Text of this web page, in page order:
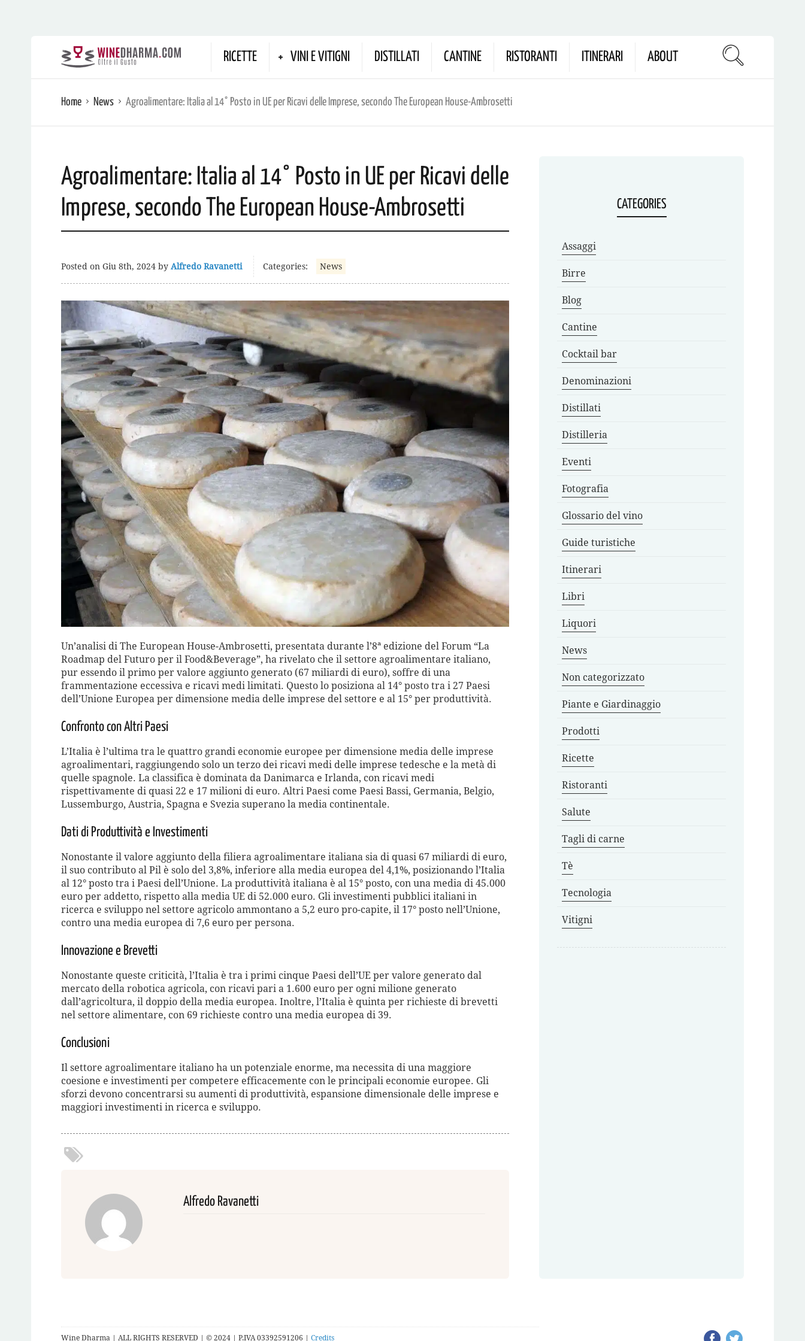
RICETTE VINI E VITIGNI DISTILLATI CANTINE RISTORANTI ITINERARI ABOUT
Home News Agroalimentare: Italia al 14° Posto in UE per Ricavi delle Imprese, secondo The European House-Ambrosetti
Agroalimentare: Italia al 14° Posto in UE per Ricavi delle
Imprese, secondo The European House-Ambrosetti
Posted on Giu 8th, 2024 by Alfredo Ravanetti Categories: News
Un’analisi di The European House-Ambrosetti, presentata durante l’8ª edizione del Forum “La
Roadmap del Futuro per il Food&Beverage”, ha rivelato che il settore agroalimentare italiano,
pur essendo il primo per valore aggiunto generato (67 miliardi di euro), soffre di una
frammentazione eccessiva e ricavi medi limitati. Questo lo posiziona al 14° posto tra i 27 Paesi
dell’Unione Europea per dimensione media delle imprese del settore e al 15° per produttività.
Confronto con Altri Paesi
L’Italia è l’ultima tra le quattro grandi economie europee per dimensione media delle imprese
agroalimentari, raggiungendo solo un terzo dei ricavi medi delle imprese tedesche e la metà di
quelle spagnole. La classifica è dominata da Danimarca e Irlanda, con ricavi medi
rispettivamente di quasi 22 e 17 milioni di euro. Altri Paesi come Paesi Bassi, Germania, Belgio,
Lussemburgo, Austria, Spagna e Svezia superano la media continentale.
Dati di Produttività e Investimenti
Nonostante il valore aggiunto della filiera agroalimentare italiana sia di quasi 67 miliardi di euro,
il suo contributo al Pil è solo del 3,8%, inferiore alla media europea del 4,1%, posizionando l’Italia
al 12° posto tra i Paesi dell’Unione. La produttività italiana è al 15° posto, con una media di 45.000
euro per addetto, rispetto alla media UE di 52.000 euro. Gli investimenti pubblici italiani in
ricerca e sviluppo nel settore agricolo ammontano a 5,2 euro pro-capite, il 17° posto nell’Unione,
contro una media europea di 7,6 euro per persona.
Innovazione e Brevetti
Nonostante queste criticità, l’Italia è tra i primi cinque Paesi dell’UE per valore generato dal
mercato della robotica agricola, con ricavi pari a 1.600 euro per ogni milione generato
dall’agricoltura, il doppio della media europea. Inoltre, l’Italia è quinta per richieste di brevetti
nel settore alimentare, con 69 richieste contro una media europea di 39.
Conclusioni
Il settore agroalimentare italiano ha un potenziale enorme, ma necessita di una maggiore
coesione e investimenti per competere efficacemente con le principali economie europee. Gli
sforzi devono concentrarsi su aumenti di produttività, espansione dimensionale delle imprese e
maggiori investimenti in ricerca e sviluppo.
Alfredo Ravanetti
CATEGORIES
Assaggi
Birre
Blog
Cantine
Cocktail bar
Denominazioni
Distillati
Distilleria
Eventi
Fotografia
Glossario del vino
Guide turistiche
Itinerari
Libri
Liquori
News
Non categorizzato
Piante e Giardinaggio
Prodotti
Ricette
Ristoranti
Salute
Tagli di carne
Tè
Tecnologia
Vitigni
Wine Dharma | ALL RIGHTS RESERVED | © 2024 | P.IVA 03392591206 | Credits